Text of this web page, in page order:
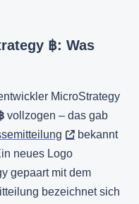
฿: Was
MicroStrategy
vollzogen – das gab
bekannt
neues Logo
gepaart mit dem
bezeichnet sich